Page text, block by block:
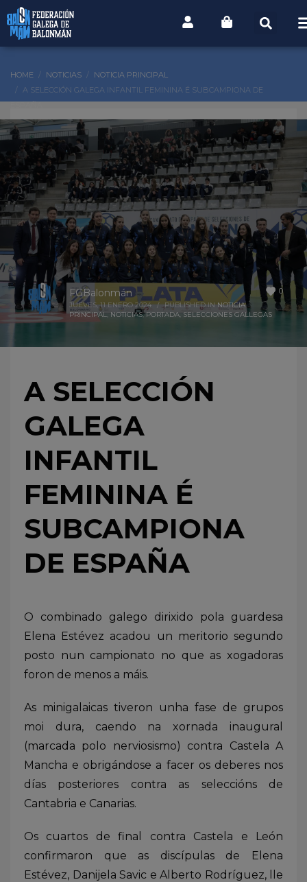
HOME NOTICIAS
NOTICIA PRINCIPAL
A SELECCIÓN GALEGA INFANTIL FEMININA É SUBCAMPIONA DE
0
FGBalonmán
JUEVES, 11 ENERO 2024 / PUBLISHED INNOTICIA
PRINCIPAL, NOTICIAS,PORTADA, SELECCIONES GALLEGAS
A SELECCIÓN
GALEGA
INFANTIL
FEMININA É
SUBCAMPIONA
DE ESPAÑA
O combinado galego dirixido pola guardesa
Elena Estévez acadou un meritorio segundo
posto nun campionato no que as xogadoras
foron de menos a máis.
As minigalaicas tiveron unha fase de grupos
moi dura, caendo na xornada inaugural
(marcada polo nerviosismo) contra Castela A
Mancha e obrigándose a facer os deberes nos
días posteriores contra as seleccións de
Cantabria e Canarias.
Os cuartos de final contra Castela e León
confirmaron que as discípulas de Elena
Estévez, Danijela Savic e Alberto Rodríguez, lle